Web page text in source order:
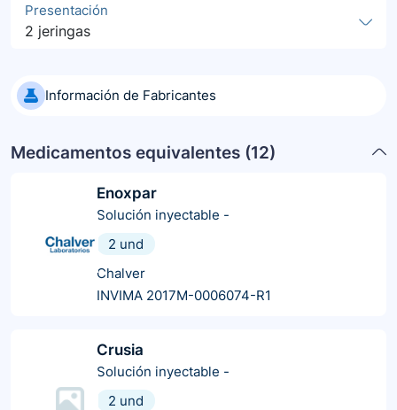
Presentación
2 jeringas
Información de Fabricantes
Medicamentos equivalentes (12)
Enoxpar
Solución inyectable -
2 und
Chalver
INVIMA 2017M-0006074-R1
Crusia
Solución inyectable -
2 und